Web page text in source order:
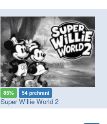
85% 54 prehraní
Super Willie World 2